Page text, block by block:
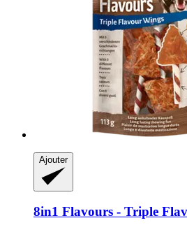
Ajouter
8in1 Flavours -​ Triple